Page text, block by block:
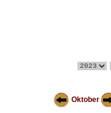
Oktober